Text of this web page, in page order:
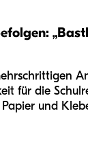
für die
und